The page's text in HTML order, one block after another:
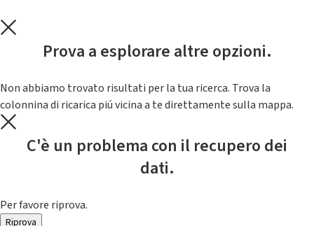
Prova a esplorare altre opzioni.
Non abbiamo trovato risultati per la tua ricerca. Trova la
colonnina di ricarica piú vicina a te direttamente sulla mappa.
C'è un problema con il recupero dei
dati.
Per favore riprova.
Riprova